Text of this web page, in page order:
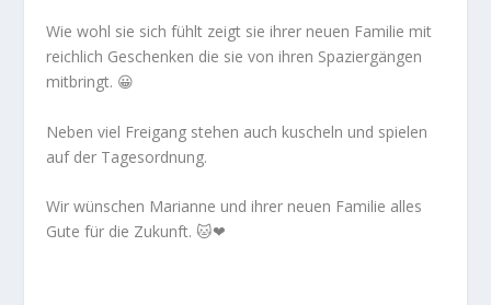
Wie wohl sie sich fühlt zeigt sie ihrer neuen Familie mit
reichlich Geschenken die sie von ihren Spaziergängen
mitbringt. 😀
Neben viel Freigang stehen auch kuscheln und spielen
auf der Tagesordnung.
Wir wünschen Marianne und ihrer neuen Familie alles
Gute für die Zukunft. 🐱❤